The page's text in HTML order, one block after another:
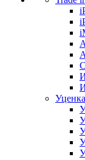
Уценка